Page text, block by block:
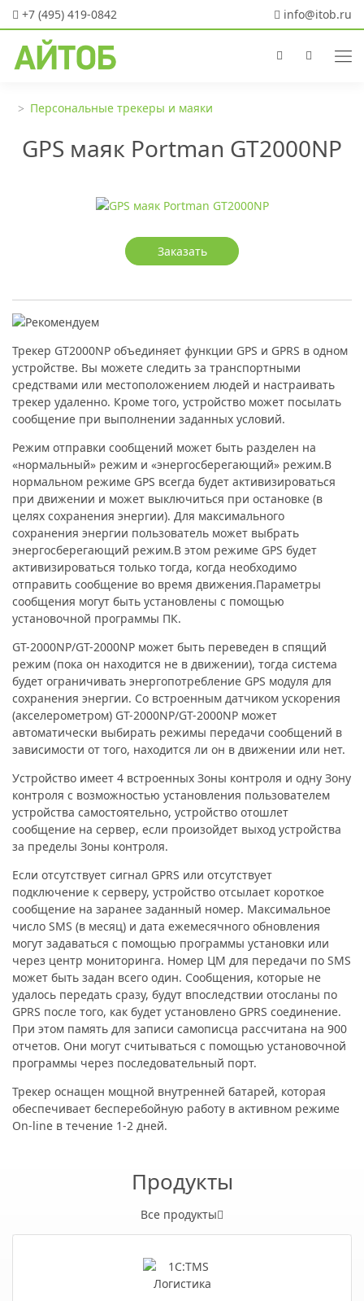
+7 (495) 419-0842 info@itob.ru
Персональные трекеры и маяки
GPS маяк Portman GT2000NP
Заказать
Трекер GT2000NP объединяет функции GPS и GPRS в одном
устройстве. Вы можете следить за транспортными
средствами или местоположением людей и настраивать
трекер удаленно. Кроме того, устройство может посылать
сообщение при выполнении заданных условий.
Режим отправки сообщений может быть разделен на
«нормальный» режим и «энергосберегающий» режим.В
нормальном режиме GPS всегда будет активизироваться
при движении и может выключиться при остановке (в
целях сохранения энергии). Для максимального
сохранения энергии пользователь может выбрать
энергосберегающий режим.В этом режиме GPS будет
активизироваться только тогда, когда необходимо
отправить сообщение во время движения.Параметры
сообщения могут быть установлены с помощью
установочной программы ПК.
GT-2000NP/GT-2000NP может быть переведен в спящий
режим (пока он находится не в движении), тогда система
будет ограничивать энергопотребление GPS модуля для
сохранения энергии. Со встроенным датчиком ускорения
(акселерометром) GT-2000NP/GT-2000NP может
автоматически выбирать режимы передачи сообщений в
зависимости от того, находится ли он в движении или нет.
Устройство имеет 4 встроенных Зоны контроля и одну Зону
контроля с возможностью установления пользователем
устройства самостоятельно, устройство отошлет
сообщение на сервер, если произойдет выход устройства
за пределы Зоны контроля.
Если отсутствует сигнал GPRS или отсутствует
подключение к серверу, устройство отсылает короткое
сообщение на заранее заданный номер. Максимальное
число SMS (в месяц) и дата ежемесячного обновления
могут задаваться с помощью программы установки или
через центр мониторинга. Номер ЦМ для передачи по SMS
может быть задан всего один. Сообщения, которые не
удалось передать сразу, будут впоследствии отосланы по
GPRS после того, как будет установлено GPRS соединение.
При этом память для записи самописца рассчитана на 900
отчетов. Они могут считываться с помощью установочной
программы через последовательный порт.
Трекер оснащен мощной внутренней батарей, которая
обеспечивает бесперебойную работу в активном режиме
On-line в течение 1-2 дней.
Продукты
Все продукты